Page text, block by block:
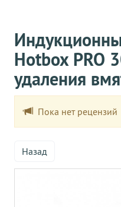
Hotbox PRO
удаления
Пока нет рецензий
Назад